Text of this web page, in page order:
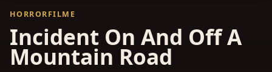
HORRORFILME
Incident On And Off A
Mountain Road